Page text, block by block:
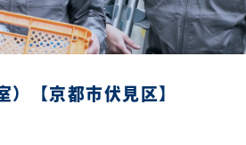
【京都市伏見区】